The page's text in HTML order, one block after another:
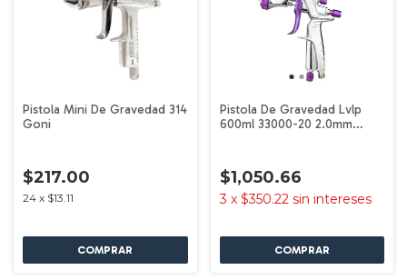
Pistola Mini De Gravedad 314
Goni
$217.00
24 x $13.11
Pistola De Gravedad Lvlp
600ml 33000-20 2.0mm
$1,050.66
3 x $350.22 sin intereses